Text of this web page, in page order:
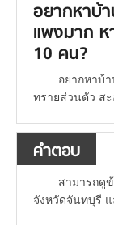
อยากหาบ้
แพงมาก
10 คน?
อยากหาบ้
ทรายส่วนตัว ส
คำตอบ
สามารถดู
จังหวัดจันทบุรี แ